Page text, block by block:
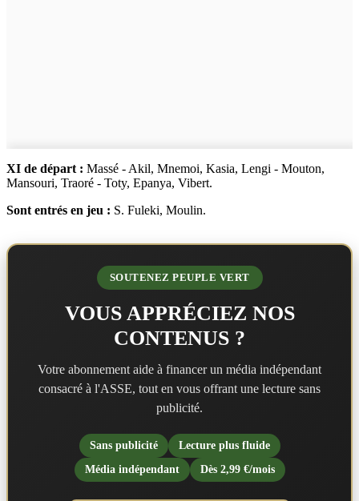
XI de départ : Massé - Akil, Mnemoi, Kasia, Lengi - Mouton,
Mansouri, Traoré - Toty, Epanya, Vibert.
Sont entrés en jeu : S. Fuleki, Moulin.
SOUTENEZ PEUPLE VERT
VOUS APPRÉCIEZ NOS
CONTENUS ?
Votre abonnement aide à financer un média indépendant
consacré à l'ASSE, tout en vous offrant une lecture sans
publicité.
Sans publicité
Lecture plus fluide
Média indépendant
Dès 2,99 €/mois